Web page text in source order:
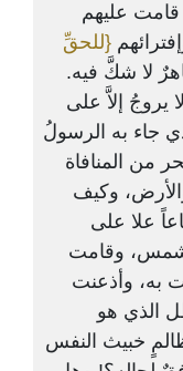
قامت عليهم
{للحقِّ
لا شكَّ فيه.
يروجُ إلاَّ على
جاء به الرسولُ
من المنافاة
وكيف
علا على
وقامت
به، وأذعنت
الذي هو
خبيث النفس